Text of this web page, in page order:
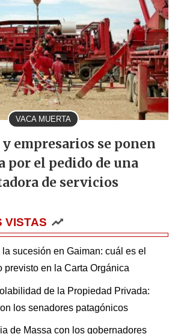
VACA MUERTA
empresarios se ponen
por el pedido de una
de servicios
VISTAS
sucesión en Gaiman: cuál es el
previsto en la Carta Orgánica
de la Propiedad Privada:
los senadores patagónicos
de Massa con los gobernadores